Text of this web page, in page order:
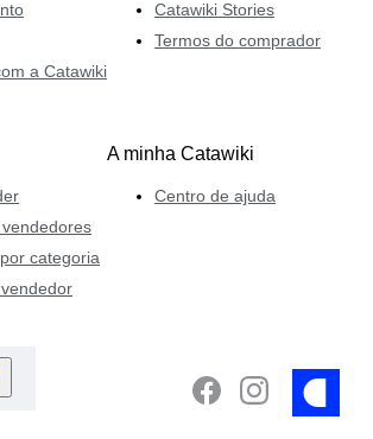
a Catawiki
Catawiki Stories
Termos do comprador
categoria
A minha Catawiki
Centro de ajuda